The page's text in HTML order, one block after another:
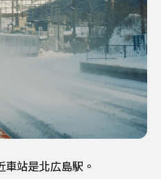
車站是北広島駅。